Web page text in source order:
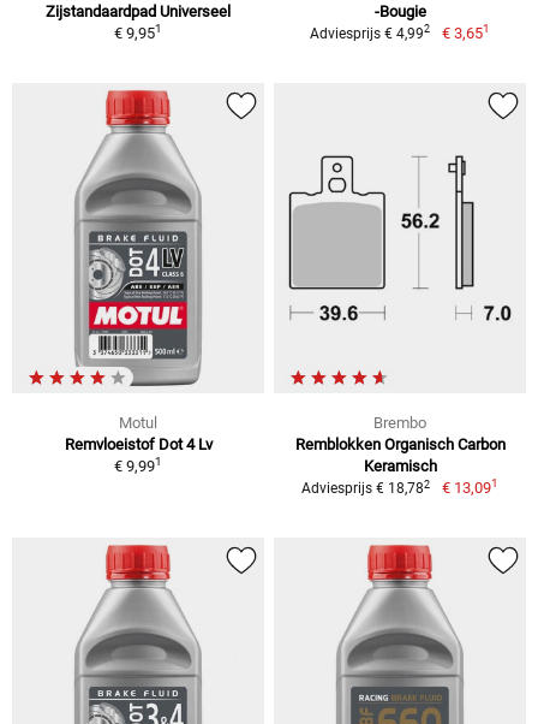
Zijstandaardpad Universeel
€ 9,951
-Bougie
Adviesprijs € 4,992 € 3,651
Motul
Remvloeistof Dot 4 Lv
€ 9,991
Brembo
Remblokken Organisch Carbon
Keramisch
Adviesprijs € 18,782 € 13,091